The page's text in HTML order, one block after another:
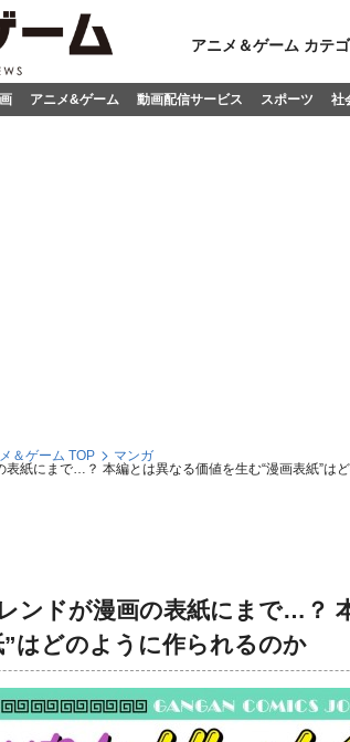
アニメ＆ゲーム カテゴ
アニメ&ゲーム 動画配信サービス スポーツ 社
＆ゲーム TOP
マンガ
表紙にまで…？ 本編とは異なる価値を生む“漫画表紙”は
ンドが漫画の表紙にまで…？
はどのように作られるのか